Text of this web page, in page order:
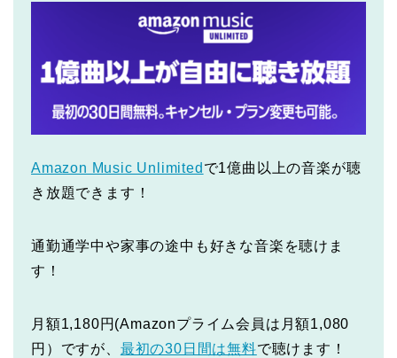
Amazon Music Unlimited で1億曲以上の音楽が聴
き放題できます！
通勤通学中や家事の途中も好きな音楽を聴けま
す！
月額1,180円(Amazonプライム会員は月額1,080
円）ですが、 最初の30日間は無料で聴けます！